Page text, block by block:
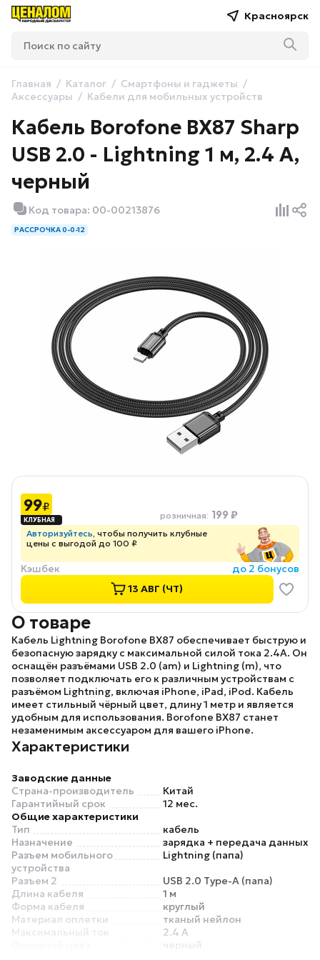
Красноярск
Главная Каталог
Смартфоны и гаджеты
Аксессуары
Кабели для мобильных устройств
Кабель Borofone BX87 Sharp
USB 2.0 - Lightning 1 м, 2.4 A,
черный
Код товара: 00-00213876
РАССРОЧКА 0-0-12
99₽
розничная: 199 ₽
Авторизуйтесь, чтобы получить клубные
цены с выгодой до 100 ₽
Кэшбек
до 2 бонусов
13 АВГ (ЧТ)
О товаре
Кабель Lightning Borofone BX87 обеспечивает быструю и
безопасную зарядку с максимальной силой тока 2.4А. Он
оснащён разъёмами USB 2.0 (am) и Lightning (m), что
позволяет подключать его к различным устройствам с
разъёмом Lightning, включая iPhone, iPad, iPod. Кабель
имеет стильный чёрный цвет, длину 1 метр и является
удобным для использования. Borofone BX87 станет
незаменимым аксессуаром для вашего iPhone.
Характеристики
Заводские данные
Страна-производитель
Китай
Гарантийный срок
12 мес.
Общие характеристики
Тип
кабель
Назначение
зарядка + передача данных
Разъем мобильного
устройства
Lightning (папа)
Разъем 2
USB 2.0 Type-A (папа)
Длина кабеля
1 м
Форма кабеля
круглый
Материал оплетки
тканый нейлон
Максимальный ток
2.4 А
черный